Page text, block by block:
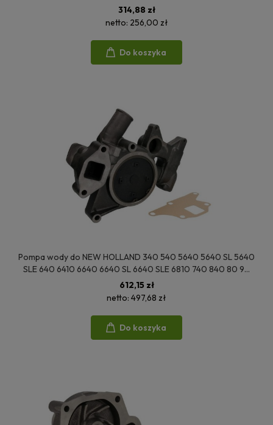
314,88 zł
netto: 256,00 zł
Do koszyka
Pompa wody do NEW HOLLAND 340 540 5640 5640 SL 5640
SLE 640 6410 6640 6640 SL 6640 SLE 6810 740 840 80 90
87800714 81866838 87840256 87800714 08263EC
612,15 zł
netto: 497,68 zł
Do koszyka